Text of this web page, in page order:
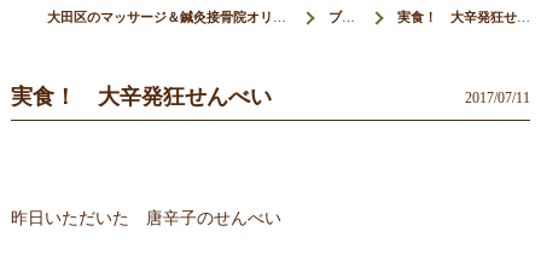
ブログ 実食！ 大辛発狂せんべい
実食！ 大辛発狂せんべい 2017/07/11
昨日いただいた 唐辛子のせんべい